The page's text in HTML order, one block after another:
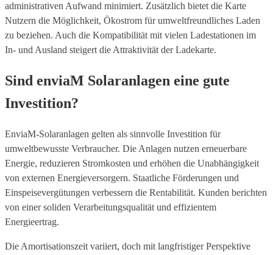
administrativen Aufwand minimiert. Zusätzlich bietet die Karte
Nutzern die Möglichkeit, Ökostrom für umweltfreundliches Laden
zu beziehen. Auch die Kompatibilität mit vielen Ladestationen im
In- und Ausland steigert die Attraktivität der Ladekarte.
Sind enviaM Solaranlagen eine gute
Investition?
EnviaM-Solaranlagen gelten als sinnvolle Investition für
umweltbewusste Verbraucher. Die Anlagen nutzen erneuerbare
Energie, reduzieren Stromkosten und erhöhen die Unabhängigkeit
von externen Energieversorgern. Staatliche Förderungen und
Einspeisevergütungen verbessern die Rentabilität. Kunden berichten
von einer soliden Verarbeitungsqualität und effizientem
Energieertrag.
Die Amortisationszeit variiert, doch mit langfristiger Perspektive